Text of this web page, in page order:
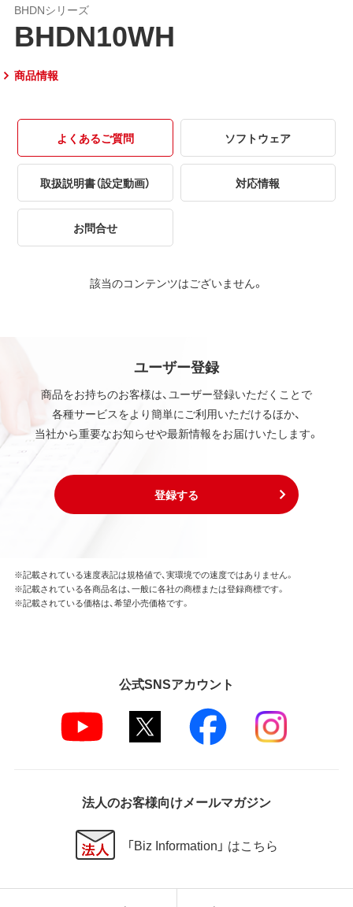
BHDNシリーズ
BHDN10WH
商品情報
よくあるご質問 ソフトウェア
取扱説明書（設定動画） 対応情報
お問合せ
該当のコンテンツはございません。
ユーザー登録
商品をお持ちのお客様は、ユーザー登録いただくことで
各種サービスをより簡単にご利用いただけるほか、
当社から重要なお知らせや最新情報をお届けいたします。
登録する
※記載されている速度表記は規格値で、実環境での速度ではありません。
※記載されている各商品名は、一般に各社の商標または登録商標です。
※記載されている価格は、希望小売価格です。
公式SNSアカウント
法人のお客様向けメールマガジン
「Biz Information」 はこちら